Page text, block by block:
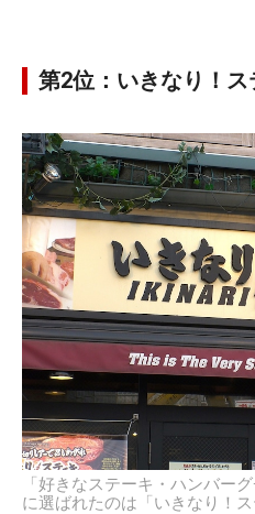
第2位：いきなり！ス
「好きなステーキ・ハンバー
に選ばれたのは「いきなり！ス